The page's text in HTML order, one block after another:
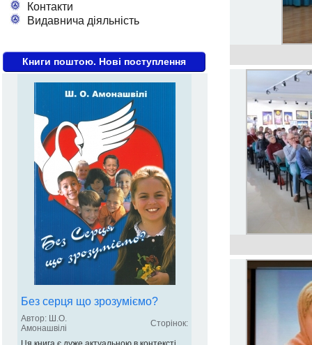
Контакти
Видавнича діяльність
Книги поштою. Нові поступлення
Без серця що зрозуміємо?
Автор: Ш.О.
Амонашвілі
Сторінок: